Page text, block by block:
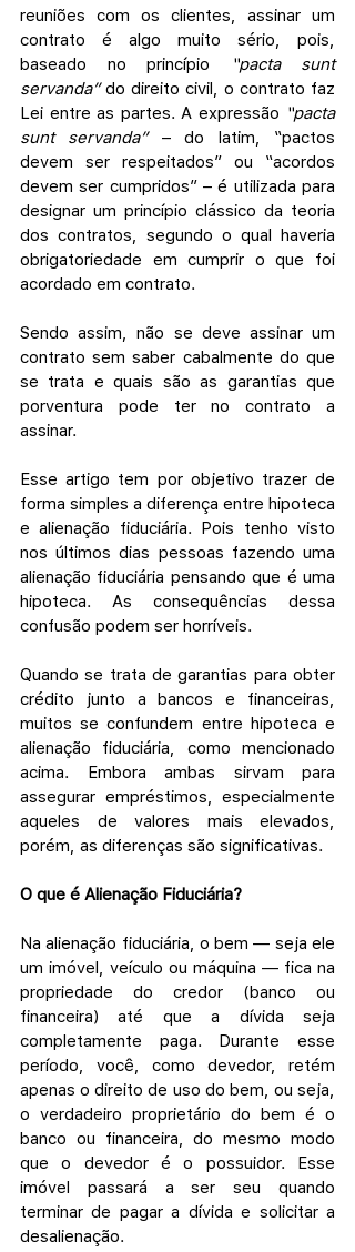
reuniões com os clientes, assinar um
contrato é algo muito sério, pois,
baseado no princípio
“pacta sunt
servanda” do direito civil, o contrato faz
Lei entre as partes. A expressão “pacta
sunt servanda” – do latim, “pactos
devem ser respeitados” ou “acordos
devem ser cumpridos” – é utilizada para
designar um princípio clássico da teoria
dos contratos, segundo o qual haveria
obrigatoriedade em cumprir o que foi
acordado em contrato.
Sendo assim, não se deve assinar um
contrato sem saber cabalmente do que
se trata e quais são as garantias que
porventura pode ter no contrato a
assinar.
Esse artigo tem por objetivo trazer de
forma simples a diferença entre hipoteca
e alienação fiduciária. Pois tenho visto
nos últimos dias pessoas fazendo uma
alienação fiduciária pensando que é uma
hipoteca. As consequências dessa
confusão podem ser horríveis.
Quando se trata de garantias para obter
crédito junto a bancos e financeiras,
muitos se confundem entre hipoteca e
alienação fiduciária, como mencionado
acima. Embora ambas sirvam para
assegurar empréstimos, especialmente
aqueles de valores mais elevados,
porém, as diferenças são significativas.
O que é Alienação Fiduciária?
Na alienação fiduciária, o bem — seja ele
um imóvel, veículo ou máquina — fica na
propriedade do credor (banco ou
financeira) até que a dívida seja
completamente paga. Durante esse
período, você, como devedor, retém
apenas o direito de uso do bem, ou seja,
o verdadeiro proprietário do bem é o
banco ou financeira, do mesmo modo
que o devedor é o possuidor. Esse
imóvel passará a ser seu quando
terminar de pagar a dívida e solicitar a
desalienação.